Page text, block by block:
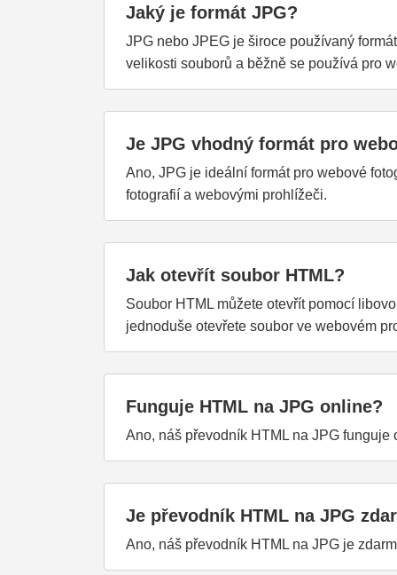
Jaký je formát JPG?
JPG nebo JPEG je široce používaný
velikosti souborů a běžně se používá pro
Je JPG vhodný formát pro
Ano, JPG je ideální formát pro webové
fotografií a webovými prohlížeči.
Jak otevřít soubor HTML?
Soubor HTML můžete otevřít pomocí
jednoduše otevřete soubor ve webovém
Funguje HTML na JPG online?
Ano, náš převodník HTML na JPG
Je převodník HTML na JPG
Ano, náš převodník HTML na JPG je